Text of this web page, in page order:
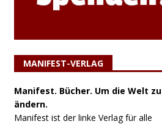
MANIFEST-VERLAG
Manifest. Bücher. Um die Welt zu
ändern.
Manifest ist der linke Verlag für alle